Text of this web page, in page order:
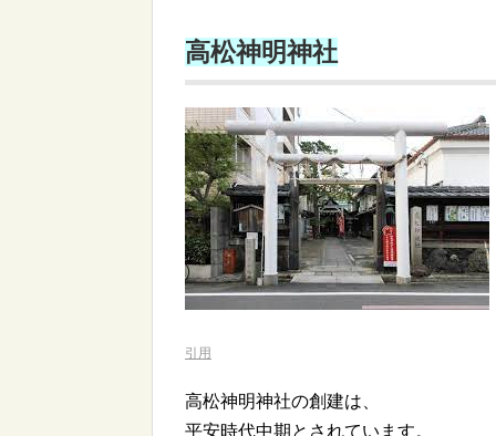
高松神明神社
引用
高松神明神社の創建は、
平安時代中期とされています。